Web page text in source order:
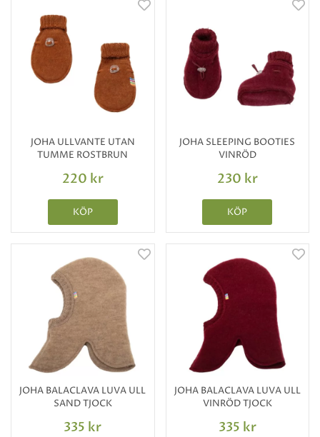
JOHA ULLVANTE UTAN
TUMME ROSTBRUN
220 kr
KÖP
JOHA SLEEPING BOOTIES
VINRÖD
230 kr
KÖP
JOHA BALACLAVA LUVA ULL
SAND TJOCK
335 kr
JOHA BALACLAVA LUVA ULL
VINRÖD TJOCK
335 kr